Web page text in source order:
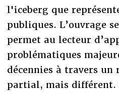
l'iceberg que
publiques. L’ouvrage
permet au lecteur
problématiques
décennies à travers un
partial, mais différent.